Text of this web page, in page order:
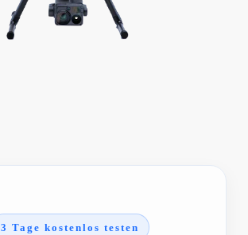
3 Tage kostenlos testen